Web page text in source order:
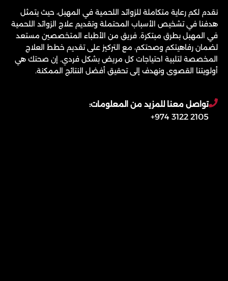
نقدم لكم رعاية متكاملة للزوائد اللحمية في المهبل، حيث يتمثل
هدفنا في تشخيص الأسباب المحتملة وتقديم علاج الزوائد اللحمية
في المهبل بطرق مبتكرة. فريق من الأطباء المتخصصين مستعد
لضمان رفاهيتكم وصحتكم، مع التركيز على تقديم خطط العلاج
المخصصة لتلبية احتياجات كل مريض بشكل فردي. إن صحتك هي
أولويتنا القصوى ونهدف إلى تحقيق أفضل النتائج الممكنة.
تواصل معنا للمزيد من المعلومات:
2105 3122 974+